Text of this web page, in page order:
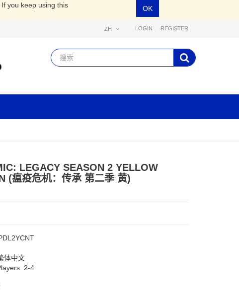
you keep using this
OK
ZH LOGIN REGISTER
LEGACY SEASON 2 YELLOW
(瘟疫危机：传承 第二季 黄)
体中文
2-4